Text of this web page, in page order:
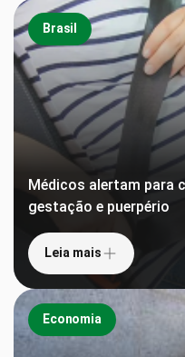
Brasil
Médicos alertam para
gestação e puerpério
Leia mais
Economia